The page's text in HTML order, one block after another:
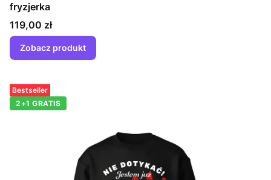
fryzjerka
Cena
119,00 zł
Zobacz produkt
Bestseller
2+1 GRATIS